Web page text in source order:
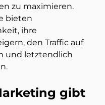
zu maximieren.
bieten
ihre
den Traffic auf
und letztendlich
gibt